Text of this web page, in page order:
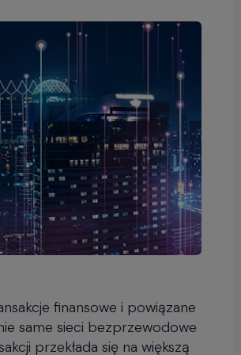
finansowe i powiązane
same sieci bezprzewodowe
przekłada się na większą